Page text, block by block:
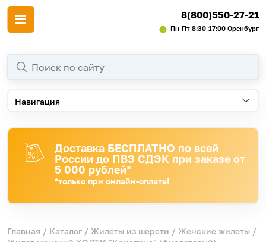
8(800)550-27-21
Пн-Пт 8:30-17:00 Оренбург
Навигация
Доставка БЕСПЛАТНО по всей
России до ПВЗ СДЭК при заказе от
5 000 рублей*
*только при онлайн-оплате!
Главная / Каталог / Жилеты из шерсти / Женские жилеты /